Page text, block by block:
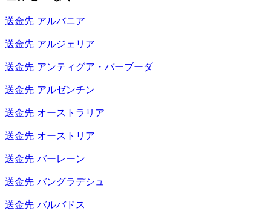
送金先 アルバニア
送金先 アルジェリア
送金先 アンティグア・バーブーダ
送金先 アルゼンチン
送金先 オーストラリア
送金先 オーストリア
送金先 バーレーン
送金先 バングラデシュ
送金先 バルバドス